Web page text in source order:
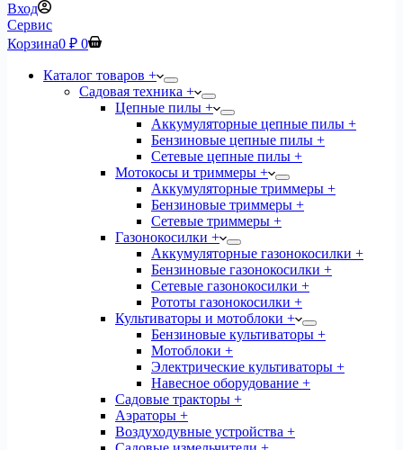
Вход
Сервис
Корзина0 ₽ 0
Каталог товаров +
Садовая техника +
Цепные пилы +
Аккумуляторные цепные пилы +
Бензиновые цепные пилы +
Сетевые цепные пилы +
Мотокосы и триммеры +
Аккумуляторные триммеры +
Бензиновые триммеры +
Сетевые триммеры +
Газонокосилки +
Аккумуляторные газонокосилки +
Бензиновые газонокосилки +
Сетевые газонокосилки +
Рототы газонокосилки +
Культиваторы и мотоблоки +
Бензиновые культиваторы +
Мотоблоки +
Электрические культиваторы +
Навесное оборудование +
Садовые тракторы +
Аэраторы +
Воздуходувные устройства +